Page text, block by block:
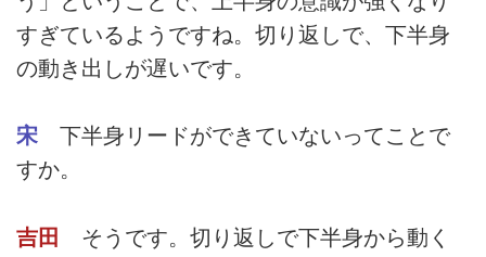
すぎているようですね。切り返しで、下半身
の動き出しが遅いです。
宋 下半身リードができていないってことで
すか。
吉田
そうです。切り返しで下半身から動く